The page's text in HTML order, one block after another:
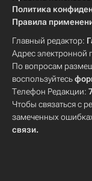
Политика
Правила
Главный редактор:
Адрес электронной
По вопросам
воспользуйтесь
Телефон Редакции:
Чтобы связаться с
замеченных
связи.